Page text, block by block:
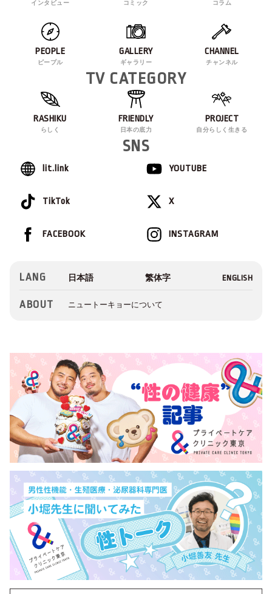
インタビュー コミック コラム
PEOPLE
ピープル
GALLERY
ギャラリー
CHANNEL
チャンネル
TV CATEGORY
RASHIKU
らしく
FRIENDLY
日本の底力
PROJECT
自分らしく生きる
SNS
lit.link YOUTUBE
TikTok X
INSTAGRAM
FACEBOOK
LANG
ABOUT ニュートーキョーについて